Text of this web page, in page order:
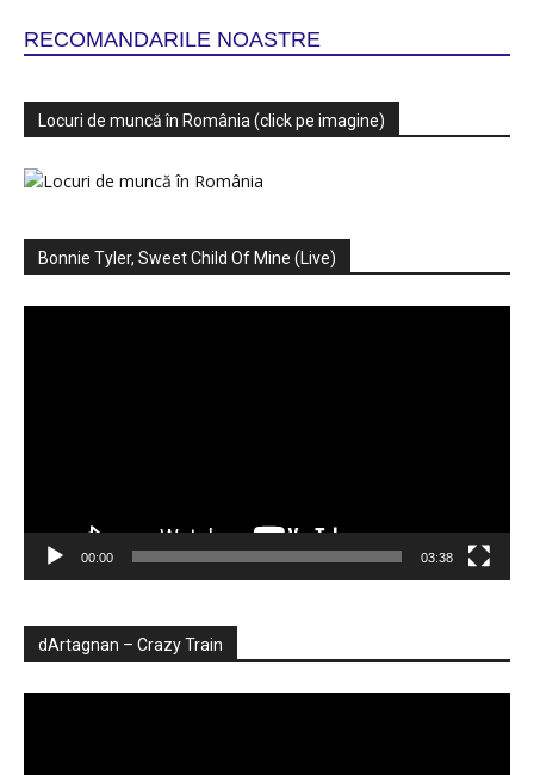
RECOMANDARILE NOASTRE
Locuri de muncă în România (click pe imagine)
Bonnie Tyler, Sweet Child Of Mine (Live)
00:00 03:38
dArtagnan – Crazy Train